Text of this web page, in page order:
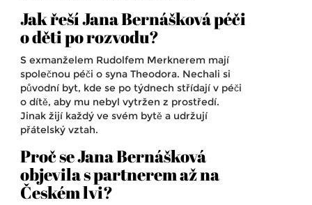
Jak řeší Jana Bernášková péči
o děti po rozvodu?
S exmanželem Rudolfem Merknerem mají
společnou péči o syna Theodora. Nechali si
původní byt, kde se po týdnech střídají v péči
o dítě, aby mu nebyl vytržen z prostředí.
Jinak žijí každý ve svém bytě a udržují
přátelský vztah.
Proč se Jana Bernášková
objevila s partnerem až na
Českém lvi?